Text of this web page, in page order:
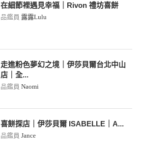
在細節裡遇見幸福｜Rivon 禮坊喜餅
品鑑員 露露Lulu
走進粉色夢幻之境｜伊莎貝爾台北中山
店｜全...
品鑑員 Naomi
喜餅探店｜伊莎貝爾 ISABELLE｜A...
品鑑員 Jance